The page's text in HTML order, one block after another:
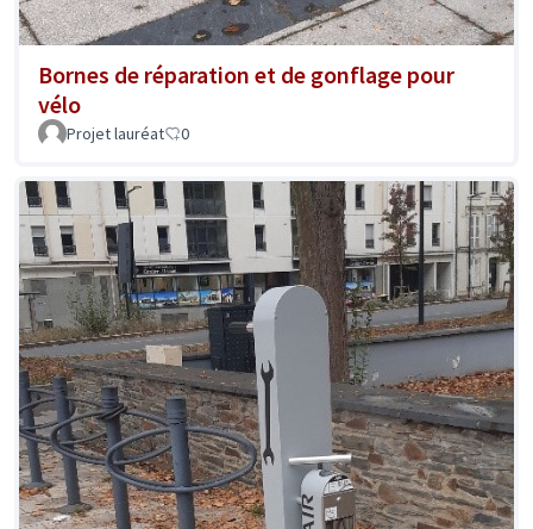
Bornes de réparation et de gonflage pour
vélo
Projet lauréat 0